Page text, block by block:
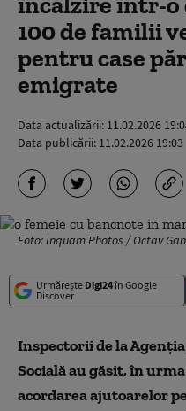
100 de familii
pentru case
emigrate
Data actualizării: 11.02.2026
Data publicării: 11.02.2026 19:03
Foto: Inquam Photos / Octav
Urmărește Digi24în Google
Discover
Inspectorii de la
Socială au găsit, în
acordarea ajutoarelor